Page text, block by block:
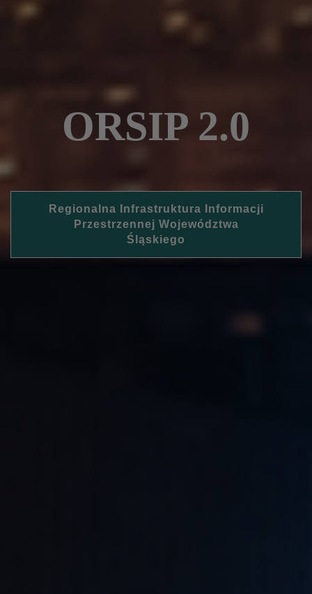
ORSIP 2.0
Regionalna Infrastruktura Informacji
Przestrzennej Województwa
Śląskiego